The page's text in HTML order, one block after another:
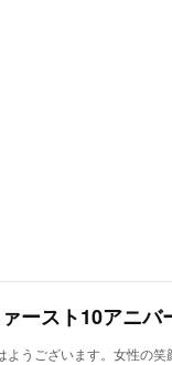
ースト10アニ
ようございます。女性の